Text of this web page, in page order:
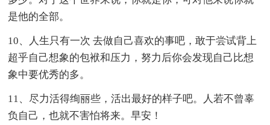
是他的全部。
10、人生只有一次 去做自己喜欢的事吧，敢于尝试背上
超乎自己想象的包袱和压力，努力后你会发现自己比想
象中要优秀的多。
11、尽力活得绚丽些，活出最好的样子吧。人若不曾辜
负自己，也就不害怕将来。早安！